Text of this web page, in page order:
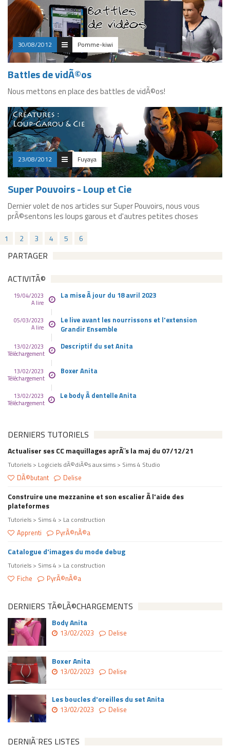
30/08/2012 Pomme-kiwi
Battles de vidÃ©os
Nous mettons en place des battles de vidÃ©os!
23/08/2012 Fuyaya
Super Pouvoirs - Loup et Cie
Dernier volet de nos articles sur Super Pouvoirs, nous vous
prÃ©sentons les loups garous et d'autres petites choses
1 2 3 4 5 6
PARTAGER
ACTIVITÃ©
19/04/2023
A lire
La mise Ã jour du 18 avril 2023
05/03/2023
A lire
Le live avant les nourrissons et l'extension
Grandir Ensemble
13/02/2023
Téléchargement
Descriptif du set Anita
13/02/2023
Téléchargement
Boxer Anita
13/02/2023
Téléchargement
Le body Ã dentelle Anita
DERNIERS TUTORIELS
Actualiser ses CC maquillages aprÃ¨s la maj du 07/12/21
Tutoriels > Logiciels dÃ©diÃ©s aux sims > Sims 4 Studio
DÃ©butant Delise
Construire une mezzanine et son escalier Ã l'aide des
plateformes
Tutoriels > Sims 4 > La construction
Apprenti PyrÃ©nÃ©a
Catalogue d'images du mode debug
Tutoriels > Sims 4 > La construction
Fiche PyrÃ©nÃ©a
DERNIERS TÃ©LÃ©CHARGEMENTS
Body Anita
13/02/2023 Delise
Boxer Anita
13/02/2023 Delise
Les boucles d'oreilles du set Anita
13/02/2023 Delise
DERNIÃ¨RES LISTES